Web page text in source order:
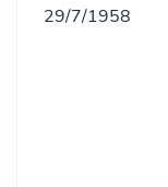
29/7/1958